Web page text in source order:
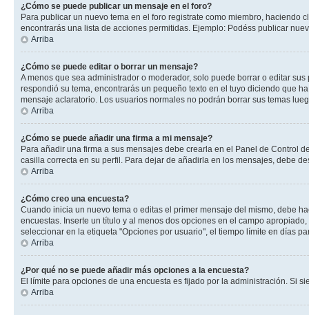
¿Cómo se puede publicar un mensaje en el foro?
Para publicar un nuevo tema en el foro registrate como miembro,
encontrarás una lista de acciones permitidas. Ejemplo: Podéss publicar
Arriba
¿Cómo se puede editar o borrar un mensaje?
A menos que sea administrador o moderador, solo puede borrar o editar
respondió su tema, encontrarás un pequeño texto en el tuyo diciendo que
mensaje aclaratorio. Los usuarios normales no podrán borrar sus temas
Arriba
¿Cómo se puede añadir una firma a mi mensaje?
Para añadir una firma a sus mensajes debe crearla en el Panel de Control
casilla correcta en su perfil. Para dejar de añadirla en los mensajes, debe
Arriba
¿Cómo creo una encuesta?
Cuando inicia un nuevo tema o editas el primer mensaje del mismo, debe
encuestas. Inserte un título y al menos dos opciones en el campo
seleccionar en la etiqueta "Opciones por usuario", el tiempo límite en días
Arriba
¿Por qué no se puede añadir más opciones a la encuesta?
El límite para opciones de una encuesta es fijado por la administración. Si
Arriba